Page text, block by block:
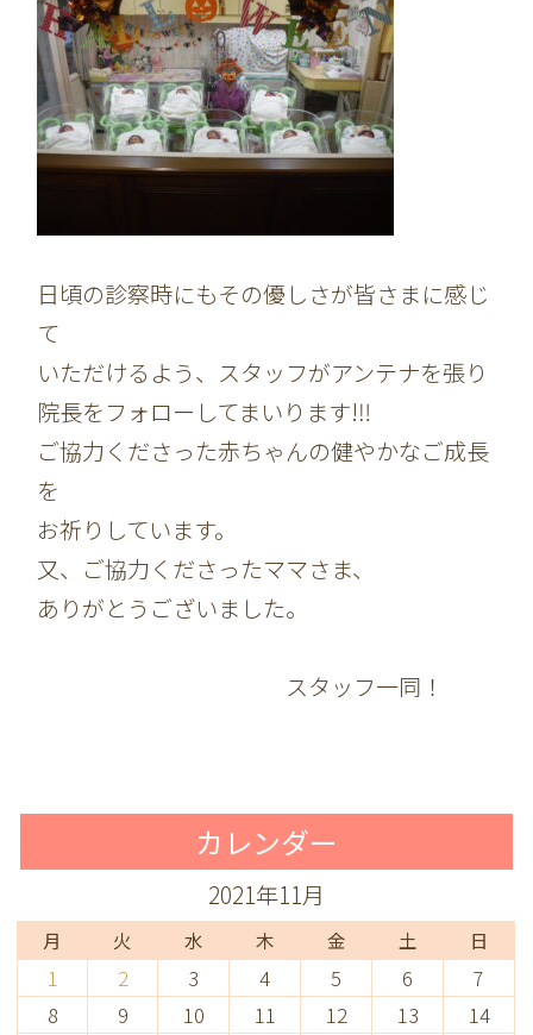
日頃の診察時にもその優しさが皆さまに感じ
て
いただけるよう、スタッフがアンテナを張り
院長をフォローしてまいります!‼
ご協力くださった赤ちゃんの健やかなご成長
を
お祈りしています。
又、ご協力くださったママさま、
ありがとうございました。
スタッフ一同！
カレンダー
2021年11月
月 火 水 木 金 土 日
1 2 3 4 5 6
7
8
9 10 11 12 13
14